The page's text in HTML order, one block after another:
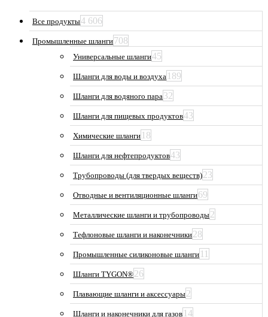
Все продукты4 606
Промышленные шланги708
Универсальные шланги45
Шланги для воды и воздуха 189
Шланги для водяного пара32
Шланги для пищевых продуктов43
Химические шланги 18
Шланги для нефтепродуктов43
Трубопроводы (для твердых веществ)23
Отводные и вентиляционные шланги69
Металлические шланги и трубопроводы2
Тефлоновые шланги и наконечники28
Промышленные силиконовые шланги 11
Шланги TYGON®26
Плавающие шланги и аксессуары2
Шланги и наконечники для газов 14